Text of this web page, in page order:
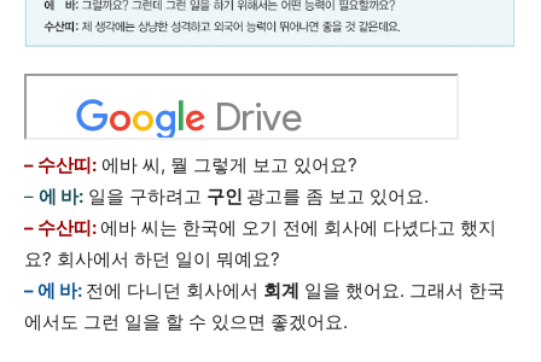
– 수산띠: 에바 씨, 뭘 그렇게 보고 있어요?
– 에 바: 일을 구하려고 구인 광고를 좀 보고 있어요.
– 수산띠:에바 씨는 한국에 오기 전에 회사에 다녔다고 했지
요? 회사에서 하던 일이 뭐예요?
– 에 바: 전에 다니던 회사에서 회계 일을 했어요. 그래서 한국
에서도 그런 일을 할 수 있으면 좋겠어요.